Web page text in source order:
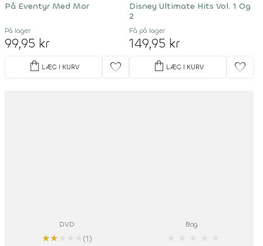
På Eventyr Med Mor
På lager
99,95 kr
shopping_bag LÆG I KURV favorite
Disney Ultimate Hits Vol. 1 Og
2
Få på lager
149,95 kr
shopping_bag LÆG I KURV favorite
DVD
★★ (1)
Bog